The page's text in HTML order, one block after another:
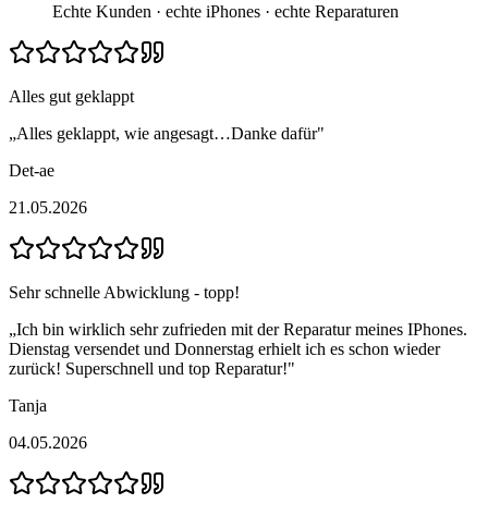
Echte Kunden · echte iPhones · echte Reparaturen
Alles gut geklappt
„Alles geklappt, wie angesagt…Danke dafür"
Det-ae
21.05.2026
Sehr schnelle Abwicklung - topp!
„Ich bin wirklich sehr zufrieden mit der Reparatur meines IPhones.
Dienstag versendet und Donnerstag erhielt ich es schon wieder
zurück! Superschnell und top Reparatur!"
Tanja
04.05.2026